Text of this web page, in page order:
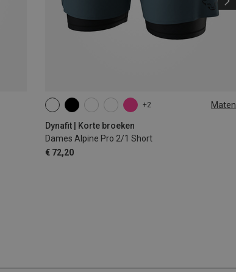
+2 Maten
Dynafit | Korte broeken
Dames Alpine Pro 2/1 Short
€ 72,20
XS S M XL